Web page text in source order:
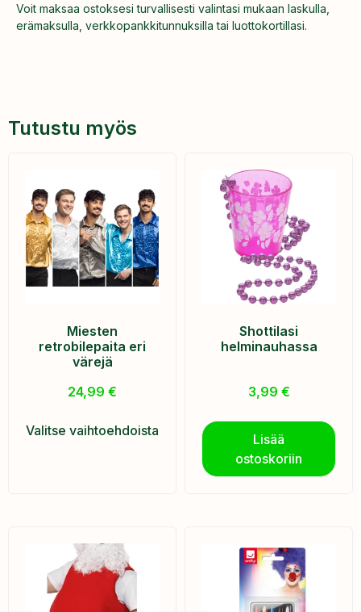
Voit maksaa ostoksesi turvallisesti valintasi mukaan laskulla,
erämaksulla, verkkopankkitunnuksilla tai luottokortillasi.
Tutustu myös
Miesten
retrobilepaita eri
värejä
24,99 €
Valitse vaihtoehdoista
Shottilasi
helminauhassa
3,99 €
Lisää
ostoskoriin